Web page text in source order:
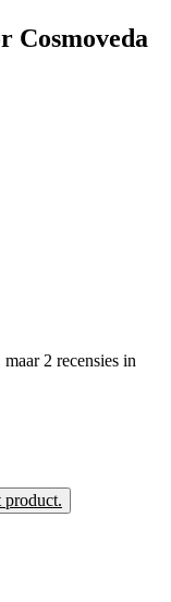
Cosmoveda
2 recensies in
product.